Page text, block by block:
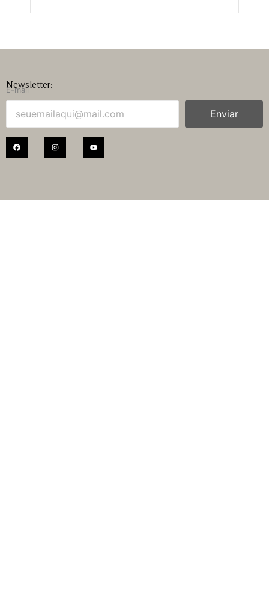
Newsletter:
E-mail
Enviar